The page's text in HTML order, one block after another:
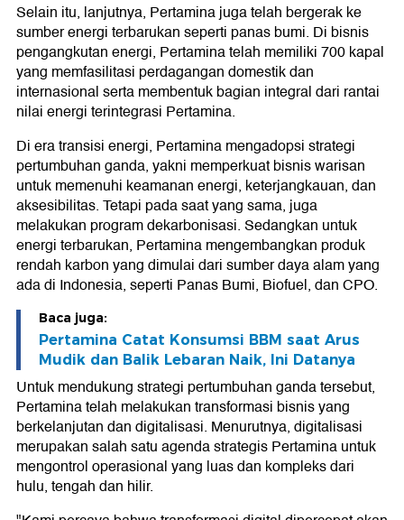
Selain itu, lanjutnya, Pertamina juga telah bergerak ke
sumber energi terbarukan seperti panas bumi. Di bisnis
pengangkutan energi, Pertamina telah memiliki 700 kapal
yang memfasilitasi perdagangan domestik dan
internasional serta membentuk bagian integral dari rantai
nilai energi terintegrasi Pertamina.
Di era transisi energi, Pertamina mengadopsi strategi
pertumbuhan ganda, yakni memperkuat bisnis warisan
untuk memenuhi keamanan energi, keterjangkauan, dan
aksesibilitas. Tetapi pada saat yang sama, juga
melakukan program dekarbonisasi. Sedangkan untuk
energi terbarukan, Pertamina mengembangkan produk
rendah karbon yang dimulai dari sumber daya alam yang
ada di Indonesia, seperti Panas Bumi, Biofuel, dan CPO.
Baca juga:
Pertamina Catat Konsumsi BBM saat Arus
Mudik dan Balik Lebaran Naik, Ini Datanya
Untuk mendukung strategi pertumbuhan ganda tersebut,
Pertamina telah melakukan transformasi bisnis yang
berkelanjutan dan digitalisasi. Menurutnya, digitalisasi
merupakan salah satu agenda strategis Pertamina untuk
mengontrol operasional yang luas dan kompleks dari
hulu, tengah dan hilir.